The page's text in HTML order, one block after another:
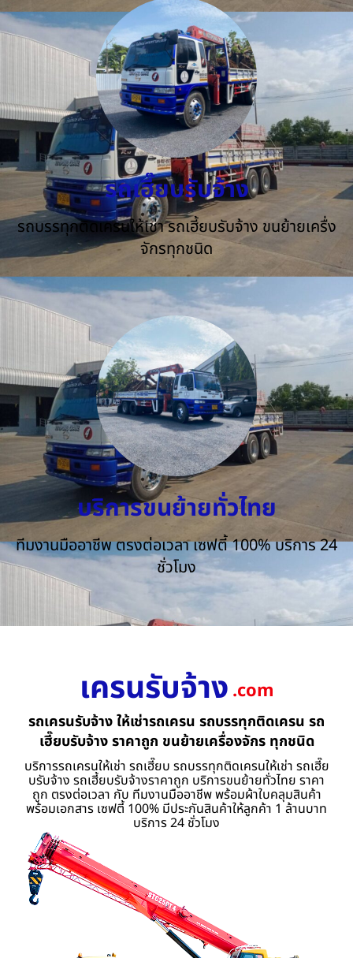
รถเฮี๊ยบรับจ้าง
รถบรรทุกติดเครนให้เช่า รถเฮี้ยบรับจ้าง ขนย้ายเครื่ง
จักรทุกชนิด
บริการขนย้ายทั่วไทย
ทีมงานมืออาชีพ ตรงต่อเวลา เซฟตี้ 100% บริการ 24
ชั่วโมง
เครนรับจ้าง .com
รถเครนรับจ้าง ให้เช่ารถเครน รถบรรทุกติดเครน รถ
เฮี๊ยบรับจ้าง ราคาถูก ขนย้ายเครื่องจักร ทุกชนิด
บริการรถเครนให้เช่า รถเฮี๊ยบ รถบรรทุกติดเครนให้เช่า รถเฮี๊ย
บรับจ้าง รถเฮี้ยบรับจ้างราคาถูก บริการขนย้ายทั่วไทย ราคา
ถูก ตรงต่อเวลา กับ ทีมงานมืออาชีพ พร้อมผ้าใบคลุมสินค้า
พร้อมเอกสาร เซฟตี้ 100% มีประกันสินค้าให้ลูกค้า 1 ล้านบาท
บริการ 24 ชั่วโมง